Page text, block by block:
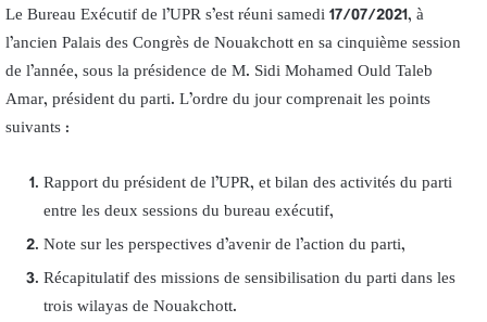
Le Bureau Exécutif de l’UPR s’est réuni samedi 17/07/2021, à
l’ancien Palais des Congrès de Nouakchott en sa cinquième session
de l’année, sous la présidence de M. Sidi Mohamed Ould Taleb
Amar, président du parti. L’ordre du jour comprenait les points
suivants :
Rapport du président de l’UPR, et bilan des activités du parti
entre les deux sessions du bureau exécutif,
Note sur les perspectives d’avenir de l’action du parti,
Récapitulatif des missions de sensibilisation du parti dans les
trois wilayas de Nouakchott.